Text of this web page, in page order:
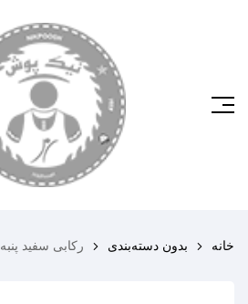
خانه بدون دسته‌بندی رکابی سفید پنبه ۴۰ سوپر